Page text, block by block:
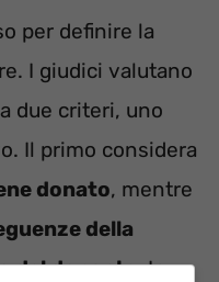
per definire la
I giudici valutano
due criteri, uno
Il primo considera
donato, mentre
della
del donante. In